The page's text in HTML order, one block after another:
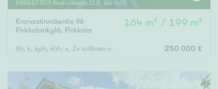
ENSIESITTELY Keskiviikkona 12.8. klo 14:15
Kranaatinmäentie 96
Pirkkalankylä, Pirkkala
164 m² / 199 m²
6h, k, kph, khh, s, 2x erillinen wc, autokatos, varasto, autotalli
250 000 €